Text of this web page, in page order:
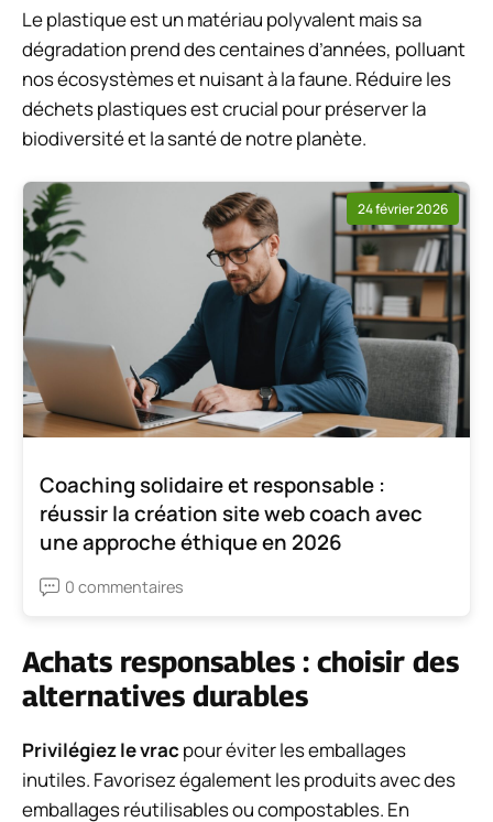
Le plastique est un matériau polyvalent mais sa
dégradation prend des centaines d’années, polluant
nos écosystèmes et nuisant à la faune. Réduire les
déchets plastiques est crucial pour préserver la
biodiversité et la santé de notre planète.
24 février 2026
Coaching solidaire et responsable :
réussir la création site web coach avec
une approche éthique en 2026
0 commentaires
Achats responsables : choisir des
alternatives durables
Privilégiez le vrac pour éviter les emballages
inutiles. Favorisez également les produits avec des
emballages réutilisables ou compostables. En